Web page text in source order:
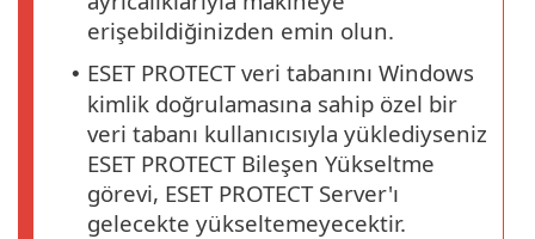
erişebildiğinizden emin olun.
• ESET PROTECT veri tabanını Windows
kimlik doğrulamasına sahip özel bir
veri tabanı kullanıcısıyla yüklediyseniz
ESET PROTECT Bileşen Yükseltme
görevi, ESET PROTECT Server'ı
gelecekte yükseltemeyecektir.